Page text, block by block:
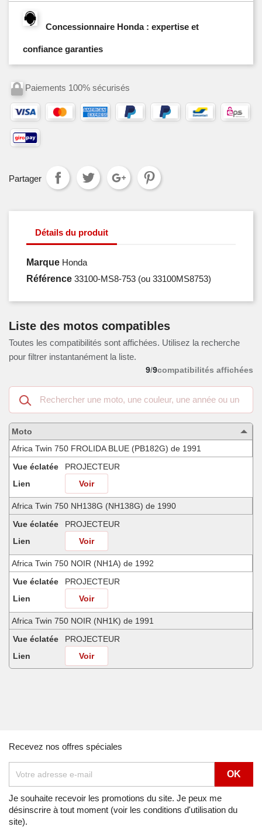
Concessionnaire Honda : expertise et
confiance garanties
Paiements 100% sécurisés
Partager
Détails du produit
Marque Honda
Référence 33100-MS8-753 (ou 33100MS8753)
Liste des motos compatibles
Toutes les compatibilités sont affichées. Utilisez la recherche
pour filtrer instantanément la liste.
9/9compatibilités affichées
Recherche
dans
les
motos
compatibles
Moto
Africa Twin 750 FROLIDA BLUE (PB182G) de 1991
Vue éclatée
PROJECTEUR
Lien
Voir
Africa Twin 750 NH138G (NH138G) de 1990
Vue éclatée
PROJECTEUR
Lien
Voir
Africa Twin 750 NOIR (NH1A) de 1992
Vue éclatée
PROJECTEUR
Lien
Voir
Africa Twin 750 NOIR (NH1K) de 1991
Vue éclatée
PROJECTEUR
Lien
Voir
PROJECTEUR
Lien
Voir
Africa Twin 750 SHASTA WHITE (NH138H) de 1992
Vue éclatée
PROJECTEUR
Recevez nos offres spéciales
Je souhaite recevoir les promotions du site. Je peux me
désinscrire à tout moment (voir les conditions d'utilisation du
site).